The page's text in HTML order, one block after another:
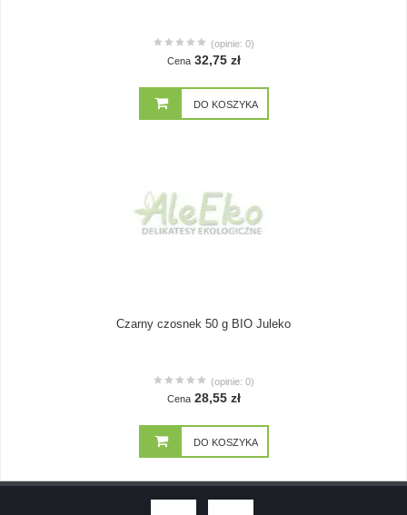
(opinie: 0)
Cena 32,75 zł
DO KOSZYKA
Czarny czosnek 50 g BIO Juleko
(opinie: 0)
Cena 28,55 zł
DO KOSZYKA